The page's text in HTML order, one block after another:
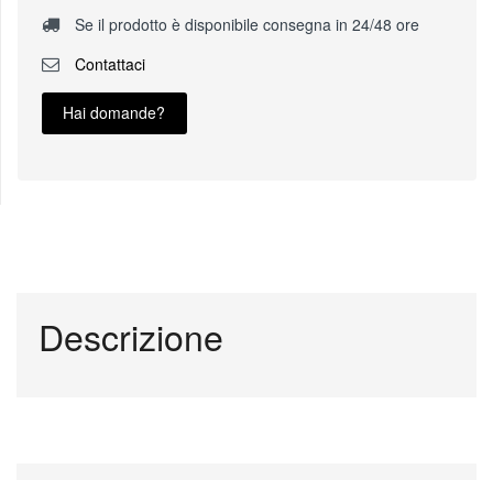
Se il prodotto è disponibile consegna in 24/48 ore
Contattaci
Hai domande?
Descrizione